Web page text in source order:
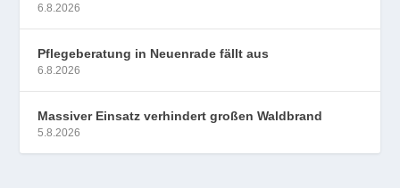
6.8.2026
Pflegeberatung in Neuenrade fällt aus
6.8.2026
Massiver Einsatz verhindert großen Waldbrand
5.8.2026